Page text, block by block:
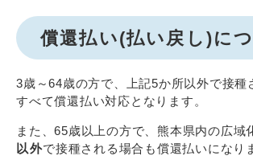
償還払い(払い戻し)に
3歳～64歳の方で、上記5か所以外で接種
すべて償還払い対応となります。
また、65歳以上の方で、熊本県内の広域
以外で接種される場合も償還払いになり